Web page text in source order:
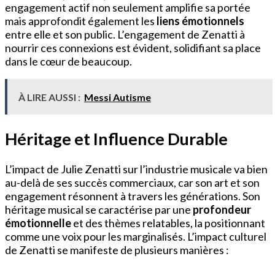
engagement actif non seulement amplifie sa portée
mais approfondit également les liens émotionnels
entre elle et son public. L’engagement de Zenatti à
nourrir ces connexions est évident, solidifiant sa place
dans le cœur de beaucoup.
À LIRE AUSSI : Messi Autisme
Héritage et Influence Durable
L’impact de Julie Zenatti sur l’industrie musicale va bien
au-delà de ses succès commerciaux, car son art et son
engagement résonnent à travers les générations. Son
héritage musical se caractérise par une profondeur
émotionnelleet des thèmes relatables, la positionnant
comme une voix pour les marginalisés. L’impact culturel
de Zenatti se manifeste de plusieurs manières :